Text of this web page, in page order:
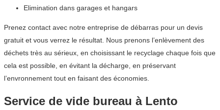
Elimination dans garages et hangars
Prenez contact avec notre entreprise de débarras pour un devis
gratuit et vous verrez le résultat. Nous prenons l’enlèvement des
déchets très au sérieux, en choisissant le recyclage chaque fois que
cela est possible, en évitant la décharge, en préservant
l’envronnement tout en faisant des économies.
Service de vide bureau à Lento